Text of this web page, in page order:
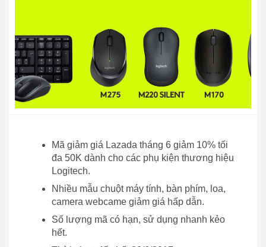
Mã giảm giá Lazada tháng 6 giảm 10% tối
đa 50K dành cho các phụ kiện thương hiệu
Logitech.
Nhiều mẫu chuột máy tính, bàn phím, loa,
camera webcame giảm giá hấp dẫn.
Số lượng mã có hạn, sử dụng nhanh kẻo
hết.